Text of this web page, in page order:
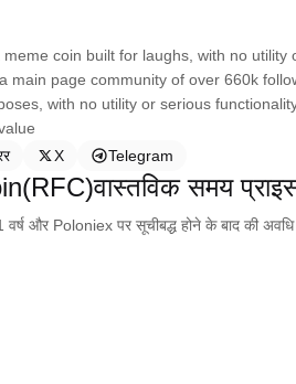
coin built for laughs, with no
main page community of over 660k
with no utility or serious
X Telegram
समय
वर्ष और Poloniex पर सूचीबद्ध होने के बाद की